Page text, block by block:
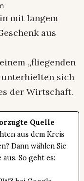
mit langem
aus
„fliegenden
unterhielten sich
der Wirtschaft.
Quelle
aus dem Kreis
Dann wählen Sie
So geht es: